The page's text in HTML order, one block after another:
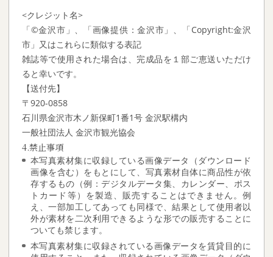
<クレジット名>
「©金沢市」、「画像提供：金沢市」、「Copyright:金沢
市」又はこれらに類似する表記
雑誌等で使用された場合は、完成品を１部ご恵送いただけ
ると幸いです。
【送付先】
〒920-0858
石川県金沢市木ノ新保町1番1号 金沢駅構内
一般社団法人 金沢市観光協会
4.禁止事項
本写真素材集に収録している画像データ（ダウンロード
画像を含む）をもとにして、写真素材自体に商品性が依
存するもの（例：デジタルデータ集、カレンダー、ポス
トカード等）を製造、販売することはできません。例
え、一部加工してあっても同様で、結果として使用者以
外が素材を二次利用できるような形での販売することに
ついても禁じます。
本写真素材集に収録されている画像データを賃貸目的に